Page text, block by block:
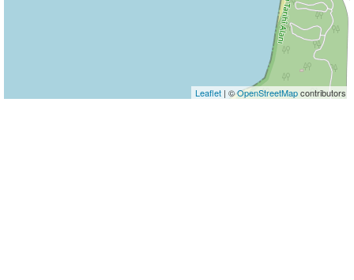
Leaflet | ©OpenStreetMapcontributors